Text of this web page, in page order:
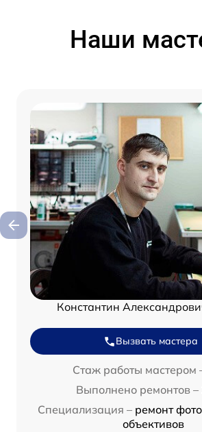
Наши
Константин
Вызвать мастера
Стаж работы мастером
Выполнено ремонтов –
Специализация – ремонт
объективов